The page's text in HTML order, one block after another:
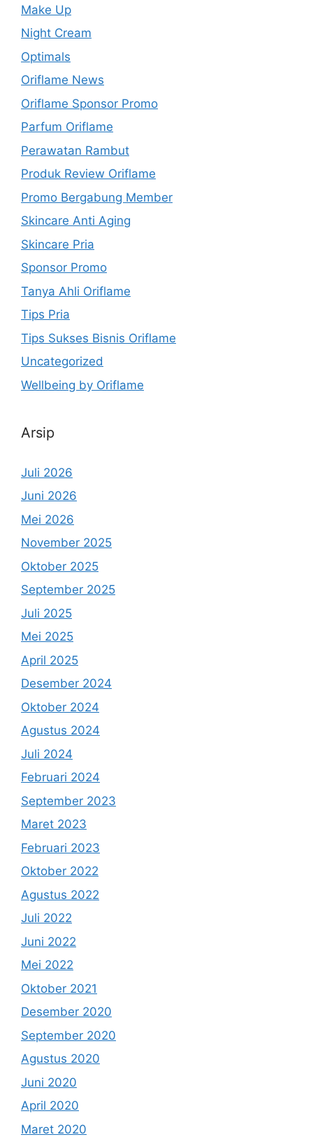
Make Up
Night Cream
Optimals
Oriflame News
Oriflame Sponsor Promo
Parfum Oriflame
Perawatan Rambut
Produk Review Oriflame
Promo Bergabung Member
Skincare Anti Aging
Skincare Pria
Sponsor Promo
Tanya Ahli Oriflame
Tips Pria
Tips Sukses Bisnis Oriflame
Uncategorized
Wellbeing by Oriflame
Arsip
Juli 2026
Juni 2026
Mei 2026
November 2025
Oktober 2025
September 2025
Juli 2025
Mei 2025
April 2025
Desember 2024
Oktober 2024
Agustus 2024
Juli 2024
Februari 2024
September 2023
Maret 2023
Februari 2023
Oktober 2022
Agustus 2022
Juli 2022
Juni 2022
Mei 2022
Oktober 2021
Desember 2020
September 2020
Agustus 2020
Juni 2020
April 2020
Maret 2020